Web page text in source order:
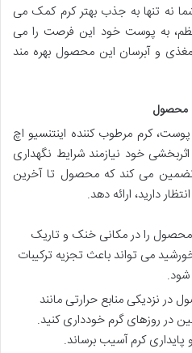
نه تنها به جذب بهتر کرم کمک می
به پوست خود این فرصت را می
و آبرسان این محصول بهره مند
محصول
کرم مرطوب کننده اینتنسیو اچ
خود نیازمند شرایط نگهداری
می کند که محصول تا آخرین
دارید، ارائه دهد.
محصول را در مکانی خنک و تاریک
می تواند باعث تجزیه ترکیبات
در نزدیکی منابع حرارتی مانند
در روزهای گرم خودداری کنید.
پایداری کرم آسیب برساند.